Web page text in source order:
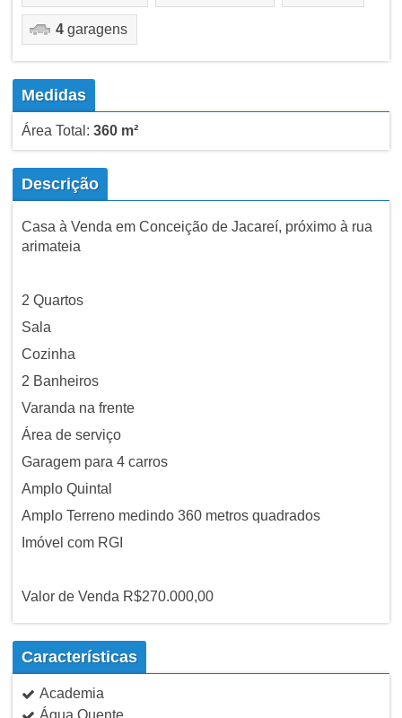
4garagens
Medidas
Área Total: 360 m²
Descrição
Casa à Venda em Conceição de Jacareí, próximo à rua
arimateia
2 Quartos
Sala
Cozinha
2 Banheiros
Varanda na frente
Área de serviço
Garagem para 4 carros
Amplo Quintal
Amplo Terreno medindo 360 metros quadrados
Imóvel com RGI
Valor de Venda R$270.000,00
Características
Academia
Água Quente